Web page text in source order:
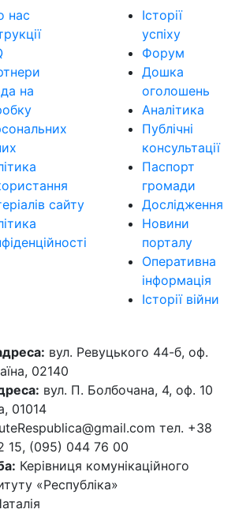
нас
на
сайту
Історії
успіху
Форум
Дошка
оголошень
Аналітика
Публічні
консультації
Паспорт
громади
Дослідження
Новини
порталу
Оперативна
інформація
Історії війни
вул. Ревуцького 44-б, оф.
02140
вул. П. Болбочана, 4, оф. 10
01014
тел. +38
15, (095) 044 76 00
Керівниця комунікаційного
«Республіка»